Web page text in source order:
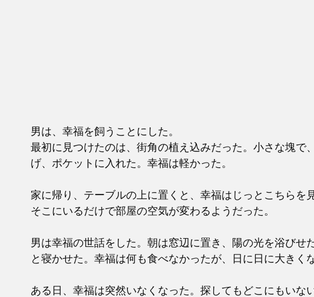
男は、幸福を飼うことにした。
最初に見つけたのは、街角の植え込みだった。小さな塊で
げ、ポケットに入れた。幸福は軽かった。
家に帰り、テーブルの上に置くと、幸福はじっとこちらを
そこにいるだけで部屋の空気が変わるようだった。
男は幸福の世話をした。朝は窓辺に置き、陽の光を浴びせ
と寝かせた。幸福は何も食べなかったが、日に日に大きく
ある日、幸福は突然いなくなった。探してもどこにもいな